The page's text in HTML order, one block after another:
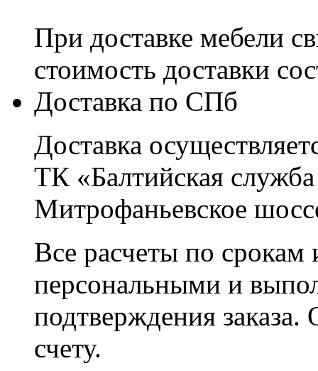
При доставке мебели
стоимость доставки
Доставка по СПб
Доставка
ТК «Балтийская
Митрофаньевское
Все расчеты по срокам
персональными и
подтверждения заказа.
счету.